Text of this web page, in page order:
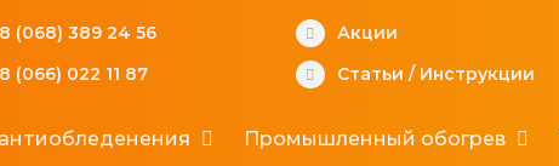
(068) 389 24 56
(066) 022 11 87
Акции
Статьи / Инструкции
Промышленный обогрев